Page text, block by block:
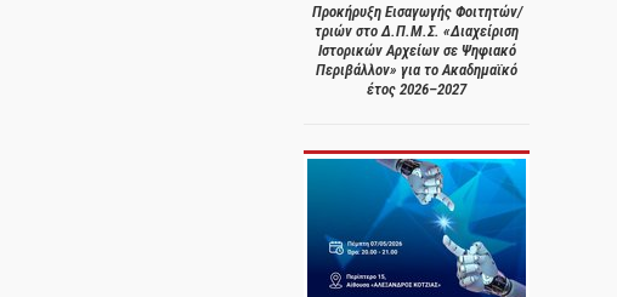
Προκήρυξη Εισαγωγής Φοιτητών/
τριών στο Δ.Π.Μ.Σ. «Διαχείριση
Ιστορικών Αρχείων σε Ψηφιακό
Περιβάλλον» για το Ακαδημαϊκό
έτος 2026–2027